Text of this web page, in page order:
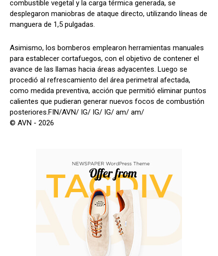
combustible vegetal y la carga térmica generada, se
desplegaron maniobras de ataque directo, utilizando líneas de
manguera de 1,5 pulgadas.
Asimismo, los bomberos emplearon herramientas manuales
para establecer cortafuegos, con el objetivo de contener el
avance de las llamas hacia áreas adyacentes. Luego se
procedió al refrescamiento del área perimetral afectada,
como medida preventiva, acción que permitió eliminar puntos
calientes que pudieran generar nuevos focos de combustión
posteriores.FIN/AVN/ IG/ IG/ IG/ am/ am/
© AVN - 2026